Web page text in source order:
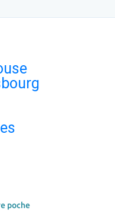
poche